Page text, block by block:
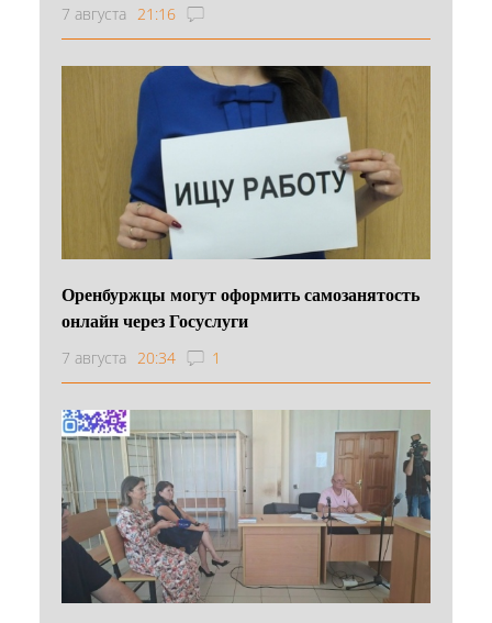
7 августа 21:16
Оренбуржцы могут оформить самозанятость
онлайн через Госуслуги
7 августа 20:34 1